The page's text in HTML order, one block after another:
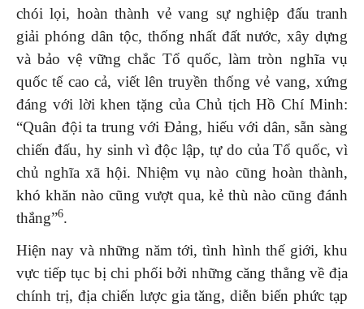
chói lọi, hoàn thành vẻ vang sự nghiệp đấu tranh
giải phóng dân tộc, thống nhất đất nước, xây dựng
và bảo vệ vững chắc Tổ quốc, làm tròn nghĩa vụ
quốc tế cao cả, viết lên truyền thống vẻ vang, xứng
đáng với lời khen tặng của Chủ tịch Hồ Chí Minh:
“Quân đội ta trung với Đảng, hiếu với dân, sẵn sàng
chiến đấu, hy sinh vì độc lập, tự do của Tổ quốc, vì
chủ nghĩa xã hội. Nhiệm vụ nào cũng hoàn thành,
khó khăn nào cũng vượt qua, kẻ thù nào cũng đánh
thắng”6.
Hiện nay và những năm tới, tình hình thế giới, khu
vực tiếp tục bị chi phối bởi những căng thẳng về địa
chính trị, địa chiến lược gia tăng, diễn biến phức tạp